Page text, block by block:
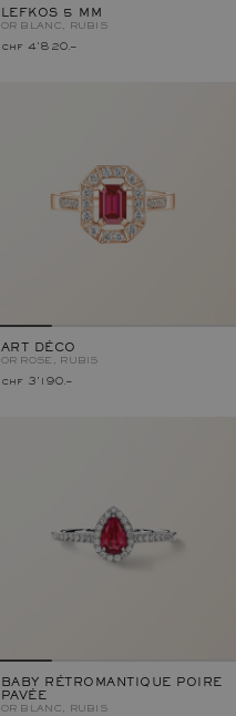
LEFKOS 5 MM
OR BLANC, RUBIS
chf 4'820.–
ART DÉCO
OR ROSE, RUBIS
chf 3'190.–
BABY RÉTROMANTIQUE POIRE
PAVÉE
OR BLANC, RUBIS